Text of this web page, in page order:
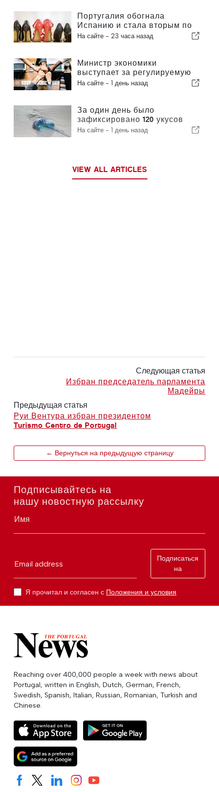
Португалия обогнала
Испанию и стала вторым по
величине производителем
На сайте - 23 часа назад
Министр экономики
выступает за регулируемую
интеграцию и гарантирует
На сайте - 1 день назад
За один день было
зафиксировано 120 укусов
португальского кораблика
На сайте - 1 день назад
VIEW ALL ARTICLES
Следующая статья
Избран председатель парламента
Мадейры
Предыдущая статья
Руи Вентура избран президентом
Turismo Centro de Portugal
← Вернуться на предыдущую страницу
Подписывайтесь на
нашу новостную рассылку
Имя
Email address
Подписаться
на
Я прочитал и согласен с Положения и условия
Reaching over 400,000 people a week with news about
Portugal, written in English, Dutch, German, French,
Swedish, Spanish, Italian, Russian, Romanian, Turkish and
Chinese.